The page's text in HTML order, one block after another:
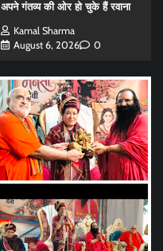
अपने गंतव्य की ओर हो चुके हैं रवाना
Kamal Sharma
August 6, 2026
0